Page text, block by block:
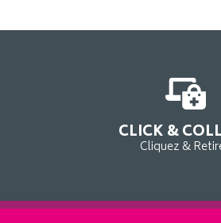
CLICK &
Cliquez &